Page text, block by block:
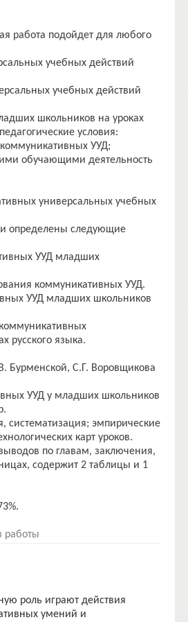
работа подойдет для любого
учебных действий
учебных действий
школьников на уроках
условия:
УУД;
обучающими деятельность
универсальных учебных
определены следующие
УУД младших
коммуникативных УУД.
УУД младших школьников
русского языка.
Бурменской, С.Г. Воровщикова
УУД у младших школьников
систематизация; эмпирические
карт уроков.
по главам, заключения,
содержит 2 таблицы и 1
работы
роль играют действия
умений и